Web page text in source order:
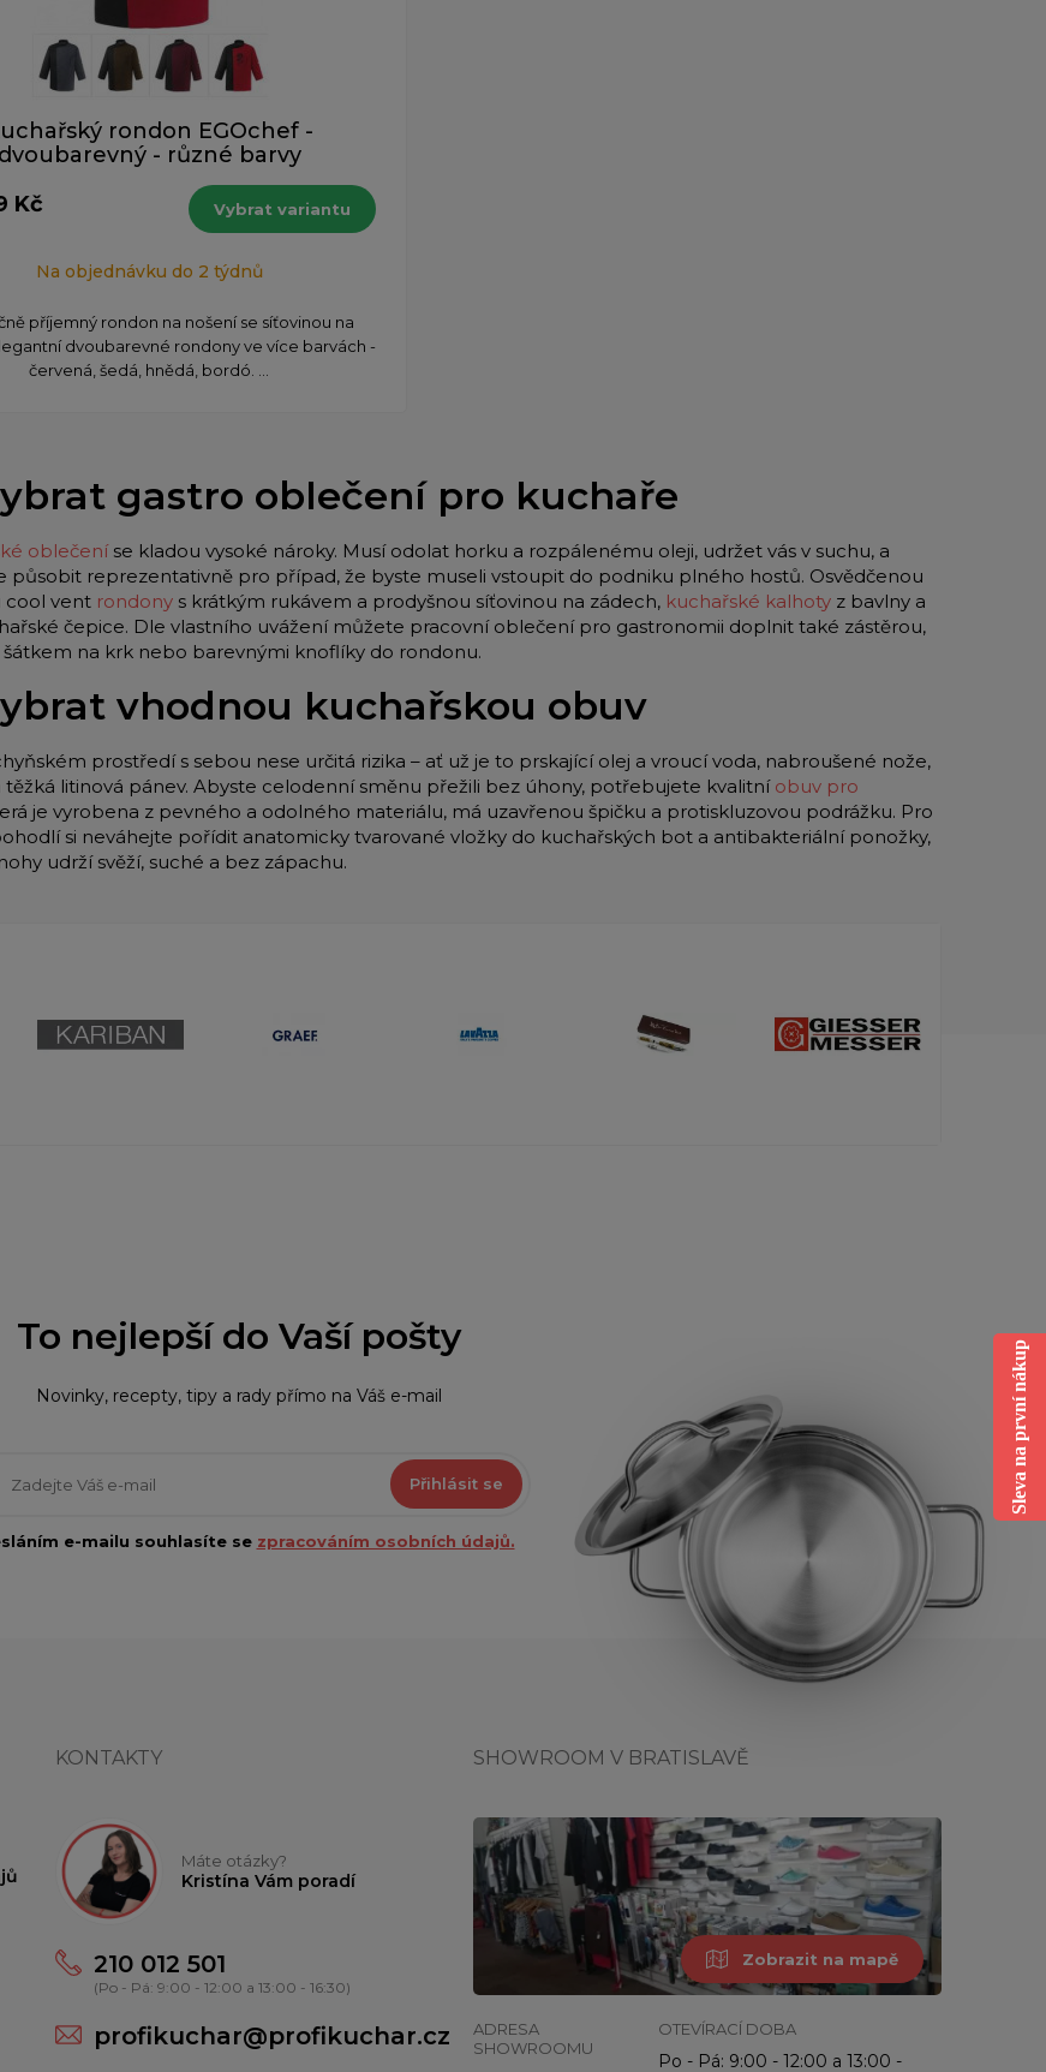
rondon EGOchef -
dvoubarevný - různé barvy
Kč
Vybrat variantu
Na objednávku do 2 týdnů
příjemný rondon na nošení se síťovinou na
dvoubarevné rondony ve více barvách -
červená, šedá, hnědá, bordó. ...
gastro oblečení pro kuchaře
oblečeníse kladou vysoké nároky. Musí odolat horku a rozpálenému oleji, udržet vás v suchu, a
působit reprezentativně pro případ, že byste museli vstoupit do podniku plného hostů. Osvědčenou
cool vent rondony s krátkým rukávem a prodyšnou síťovinou na zádech, kuchařské kalhoty z bavlny a
čepice. Dle vlastního uvážení můžete pracovní oblečení pro gastronomii doplnit také zástěrou,
na krk nebo barevnými knoflíky do rondonu.
vhodnou kuchařskou obuv
prostředí s sebou nese určitá rizika – ať už je to prskající olej a vroucí voda, nabroušené nože,
litinová pánev. Abyste celodenní směnu přežili bez úhony, potřebujete kvalitní obuv pro
je vyrobena z pevného a odolného materiálu, má uzavřenou špičku a protiskluzovou podrážku. Pro
si neváhejte pořídit anatomicky tvarované vložky do kuchařských bot a antibakteriální ponožky,
udrží svěží, suché a bez zápachu.
To nejlepší do Vaší pošty
Novinky, recepty, tipy a rady přímo na Váš e-mail
Přihlásit se
e-mailu souhlasíte se zpracováním osobních údajů.
KONTAKTY
Máte otázky?
Kristína Vám poradí
210 012 501
(Po - Pá: 9:00 - 12:00 a 13:00 - 16:30)
profikuchar@profikuchar.cz
SHOWROOM V BRATISLAVĚ
Zobrazit na mapě
ADRESA
SHOWROOMU
OTEVÍRACÍ DOBA
Po - Pá: 9:00 - 12:00 a 13:00 -
Sleva na první nákup